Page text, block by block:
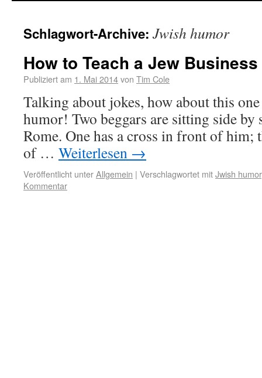
Schlagwort-Archive: Jwish humor
How to Teach a Jew Business
Publiziert am 1. Mai 2014von Tim Cole
Talking about jokes, how about this
humor! Two beggars are sitting side by
Rome. One has a cross in front of him;
of … Weiterlesen →
Veröffentlicht unterAllgemein | Verschlagwortet mitJwish humor
Kommentar